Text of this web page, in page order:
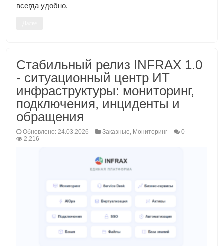
всегда удобно.
Стабильный релиз INFRAX 1.0
- ситуационный центр ИТ
инфраструктуры: мониторинг,
подключения, инциденты и
обращения
Обновлено: 24.03.2026 Заказные, Мониторинг
0
2,216